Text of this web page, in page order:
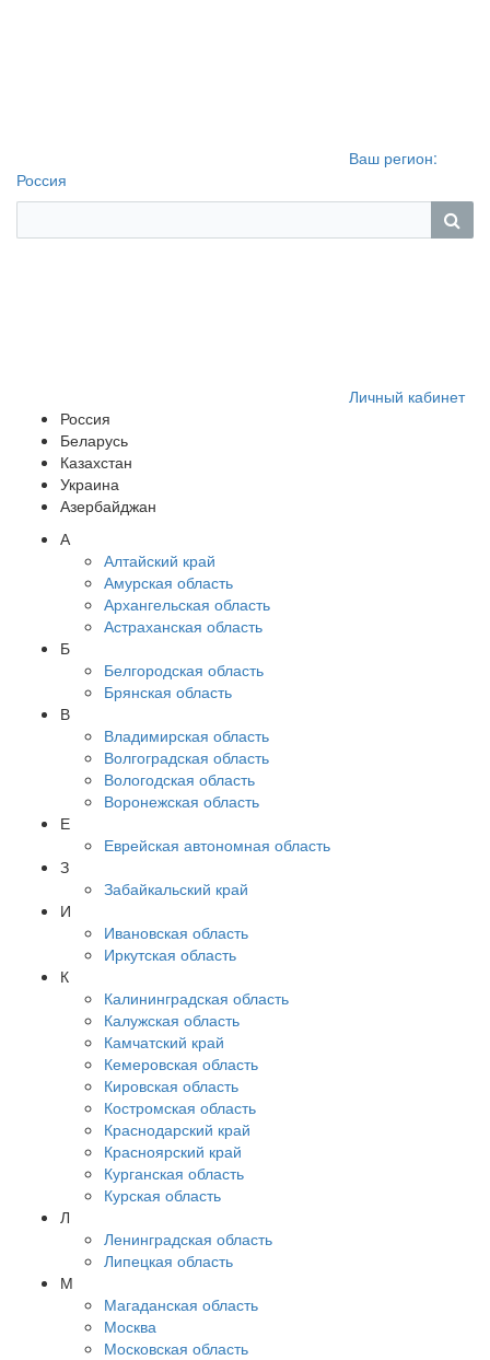
Ваш регион:
Россия
Личный кабинет
Россия
Беларусь
Казахстан
Украина
Азербайджан
А
Алтайский край
Амурская область
Архангельская область
Астраханская область
Б
Белгородская область
Брянская область
В
Владимирская область
Волгоградская область
Вологодская область
Воронежская область
Е
Еврейская автономная область
З
Забайкальский край
И
Ивановская область
Иркутская область
К
Калининградская область
Калужская область
Камчатский край
Кемеровская область
Кировская область
Костромская область
Краснодарский край
Красноярский край
Курганская область
Курская область
Л
Ленинградская область
Липецкая область
М
Магаданская область
Москва
Московская область